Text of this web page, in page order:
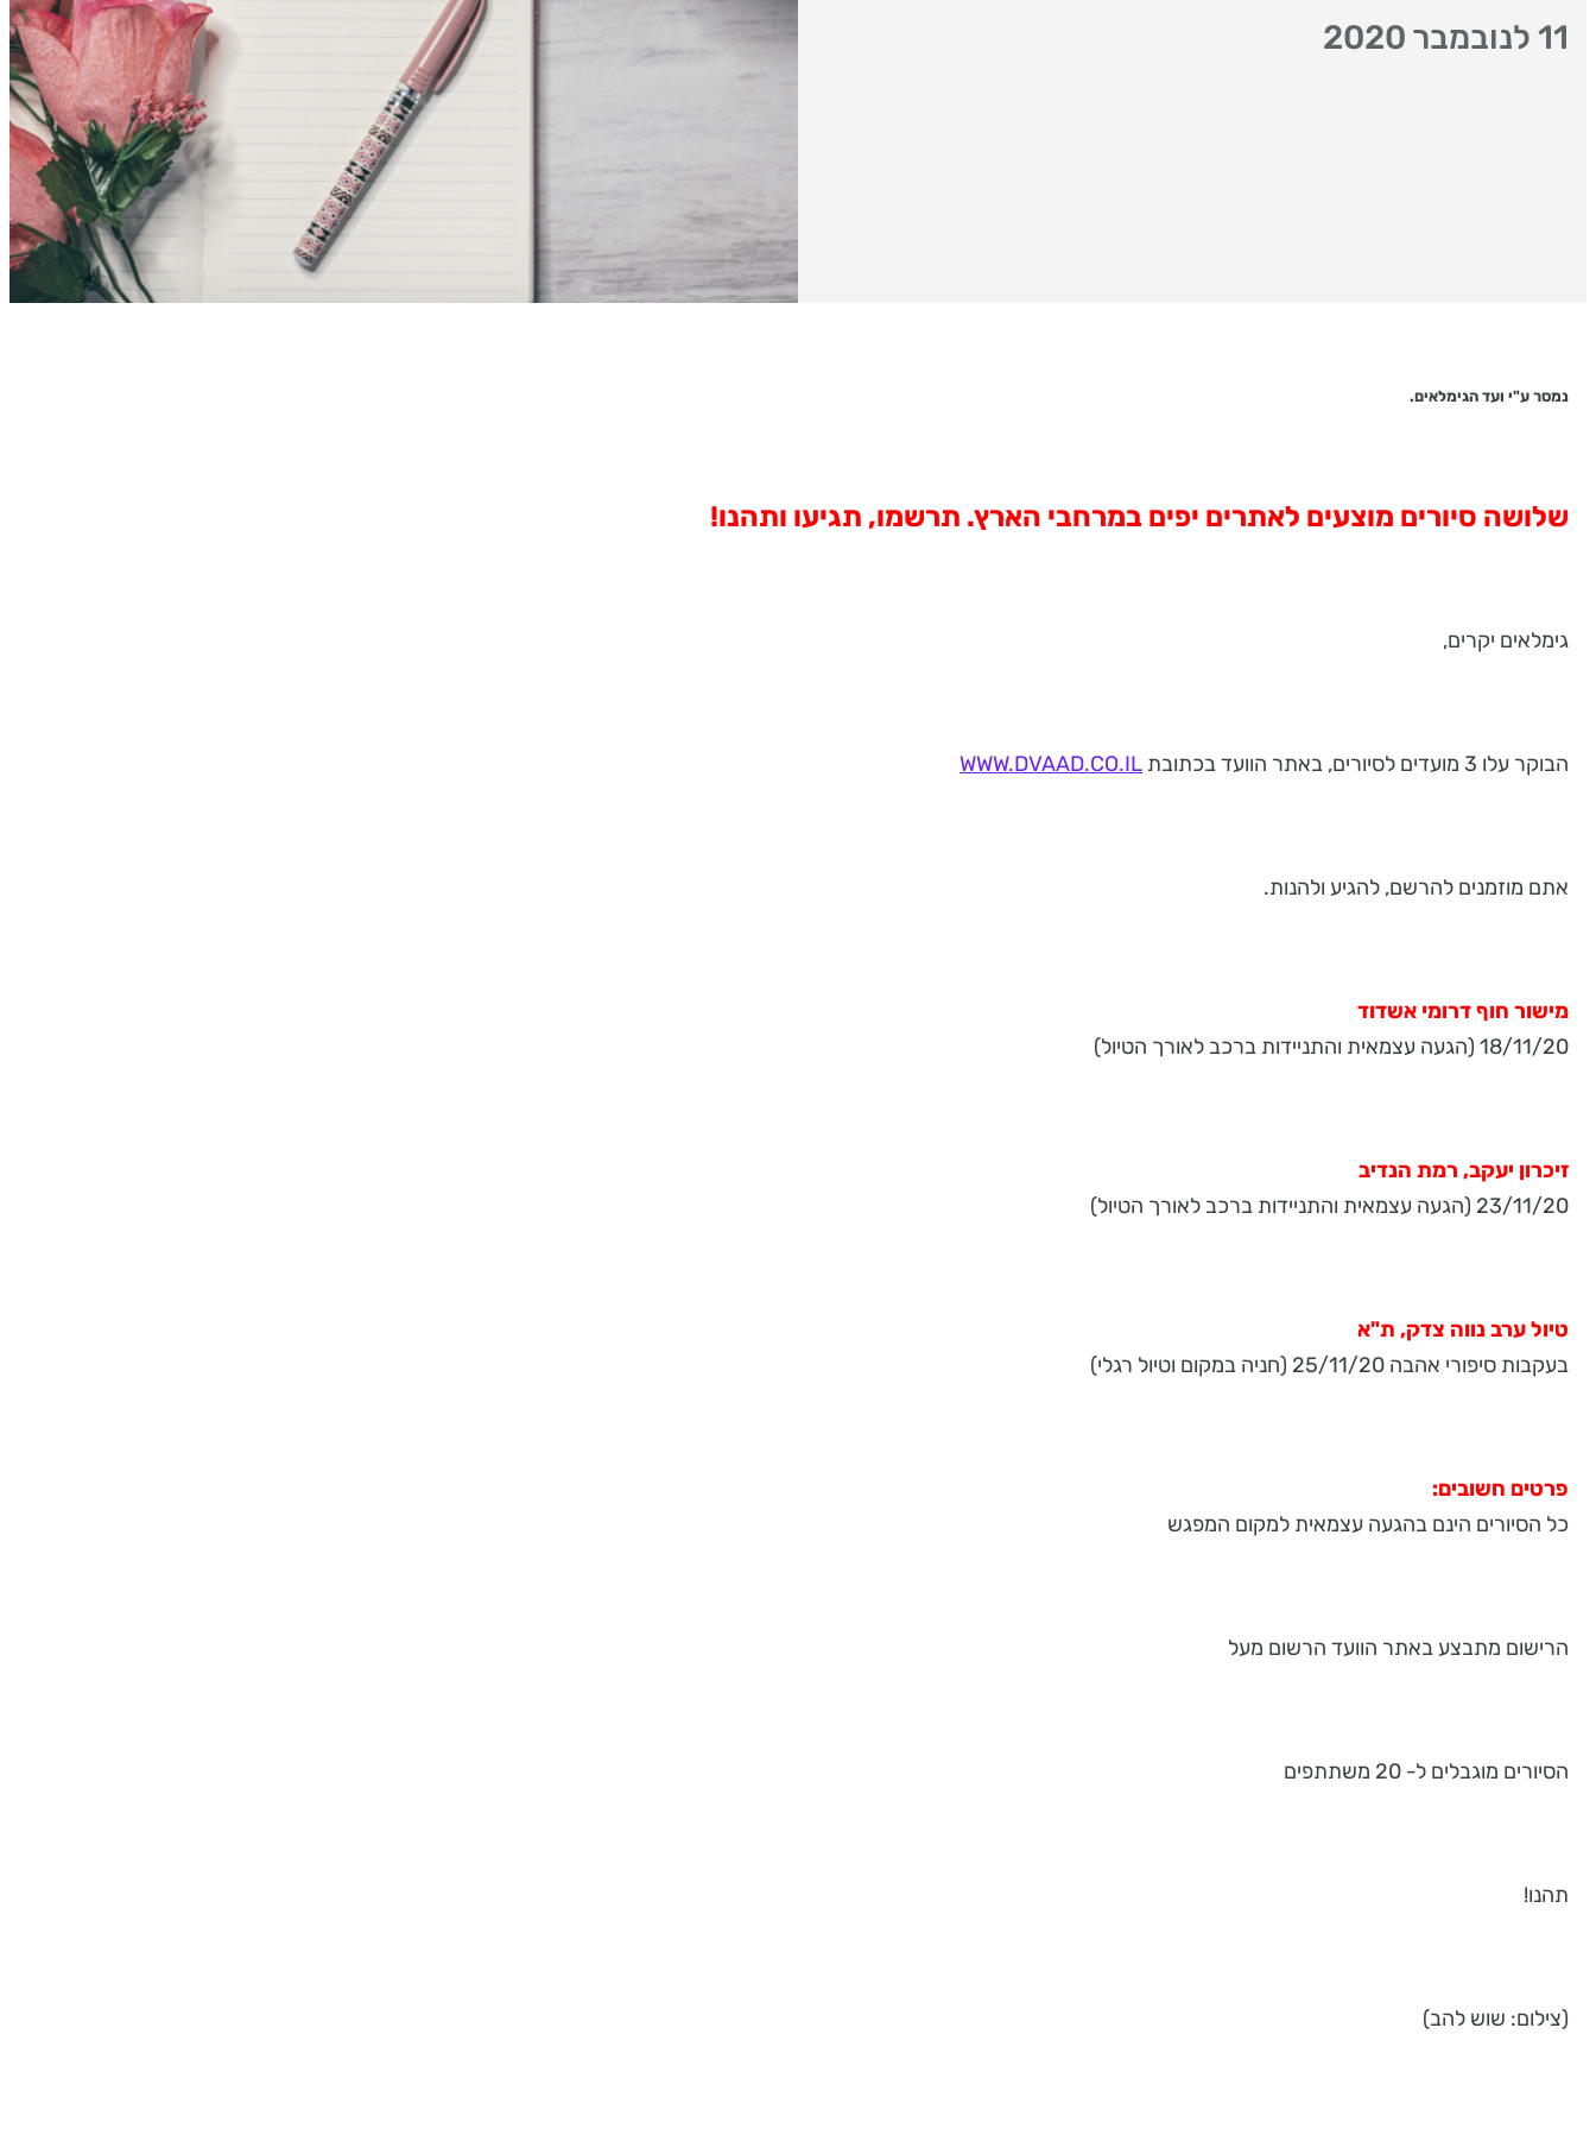
11 לנובמבר 2020
נמסר ע"י ועד הגימלאים.
שלושה סיורים מוצעים לאתרים יפים במרחבי הארץ. תרשמו, תגיעו ותהנו!
גימלאים יקרים,
הבוקר עלו 3 מועדים לסיורים, באתר הוועד בכתובת WWW.DVAAD.CO.IL
אתם מוזמנים להרשם, להגיע ולהנות.
מישור חוף דרומי אשדוד
18/11/20 (הגעה עצמאית והתניידות ברכב לאורך הטיול)
זיכרון יעקב, רמת הנדיב
23/11/20 (הגעה עצמאית והתניידות ברכב לאורך הטיול)
טיול ערב נווה צדק, ת"א
בעקבות סיפורי אהבה 25/11/20 (חניה במקום וטיול רגלי)
פרטים חשובים:
כל הסיורים הינם בהגעה עצמאית למקום המפגש
הרישום מתבצע באתר הוועד הרשום מעל
הסיורים מוגבלים ל- 20 משתתפים
תהנו!
(צילום: שוש להב)